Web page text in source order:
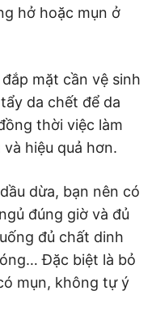
hở hoặc mụn ở
mặt cần vệ sinh
da chết để da
thời việc làm
hiệu quả hơn.
dừa, bạn nên có
đúng giờ và đủ
đủ chất dinh
Đặc biệt là bỏ
mụn, không tự ý